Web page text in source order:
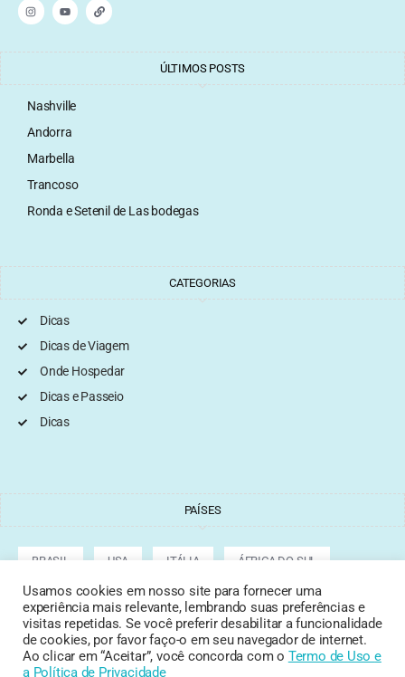
ÚLTIMOS POSTS
Nashville
Andorra
Marbella
Trancoso
Ronda e Setenil de Las bodegas
CATEGORIAS
Dicas
Dicas de Viagem
Onde Hospedar
Dicas e Passeio
Dicas
PAÍSES
BRASIL USA ITÁLIA ÁFRICA DO SUL
ARGENTINA GRÉCIA CROÁCIA TURQUIA
Usamos cookies em nosso site para fornecer uma
experiência mais relevante, lembrando suas preferências e
visitas repetidas. Se você preferir desabilitar a funcionalidade
de cookies, por favor faço-o em seu navegador de internet.
Ao clicar em “Aceitar”, você concorda com o Termo de Usoe
a Política de Privacidade